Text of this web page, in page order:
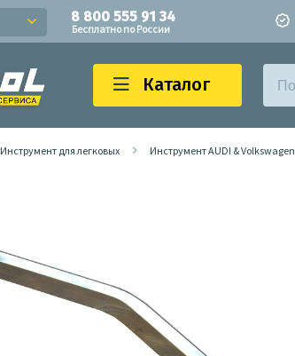
8 800 555 91 34
Бесплатно по России
Каталог
Инструмент для легковых Инструмент AUDI & Volkswagen